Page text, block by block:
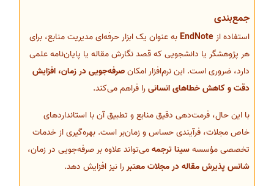
جمع‌بندی
استفاده ازEndNoteبه عنوان یک ابزار حرفه‌ای مدیریت منابع، برای
هر پژوهشگر یا دانشجویی که قصد نگارش مقاله یا پایان‌نامه علمی
دارد، ضروری است. این نرم‌افزار امکانصرفه‌جویی در زمان، افزایش
دقت و کاهش خطاهای انسانیرا فراهم می‌کند.
با این حال، فرمت‌دهی دقیق منابع و تطبیق آن با استانداردهای
خاص مجلات، فرآیندی حساس و زمان‌بر است. بهره‌گیری از خدمات
تخصصی مؤسسهسینا ترجمهمی‌تواند علاوه بر صرفه‌جویی در زمان،
شانس پذیرش مقاله در مجلات معتبررا نیز افزایش دهد.